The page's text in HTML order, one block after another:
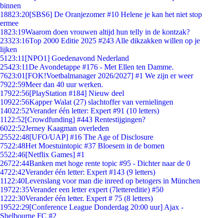
binnen
18823:20[SBS6] De Oranjezomer #10 Helene je kan het niet stop
ermee
1823:19Waarom doen vrouwen altijd hun telly in de kontzak?
23323:16Top 2000 Editie 2025 #243 Alle dikzakken willen op je
lijken
51 23:11 [NPO1] Goedenavond Nederland
25423:11De Avondetappe #176 - Met Ellen ten Damme.
7623:01 [FOK!Voetbalmanager 2026/2027] #1 We zijn er weer
7922:59Meer dan 40 uur werken.
17922:56[PlayStation #184] Nieuw deel
10922:56Kapper Walat (27) slachtoffer van vernielingen
14022:52Verander één letter: Expert #91 (10 letters)
11 22:52[Crowdfunding] #443 Rentestijgingen?
6022:52Jerney Kaagman overleden
25522:48[UFO/UAP] #16 The Age of Disclosure
7522:48Het Moestuintopic #37 Bloesem in de bomen
5522:46[Netflix Games] #1
26722:44Banken met hoge rente topic #95 - Dichter naar de 0
4722:42Verander één letter: Expert #143 (9 letters)
11 22:40Levenslang voor man die inreed op betogers in München
19722:35Verander een letter expert (7lettereditie) #50
1222:30Verander één letter. Expert # 75 (8 letters)
19522:29[Conference League Donderdag 20:00 uur] Ajax -
Shelbourne FC #2